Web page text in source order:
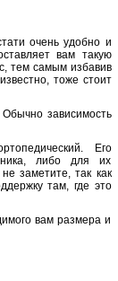
очень удобно и
вам такую
тем самым избавив
тоже стоит
зависимость
Его
либо для их
заметите, так как
там, где это
вам размера и